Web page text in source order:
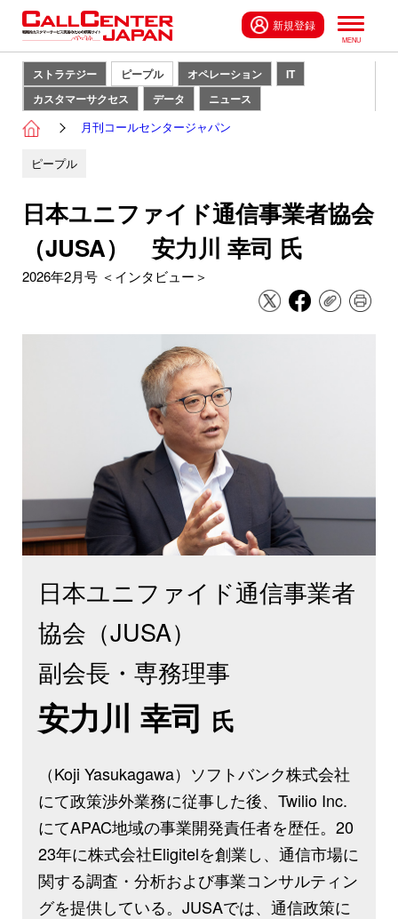
新規登録
ストラテジー ピープル オペレーション
IT
カスタマーサクセス
データ ニュース
月刊コールセンタージャパン
ピープル
日本ユニファイド通信事業者協会
（JUSA） 安力川 幸司 氏
2026年2月号 ＜インタビュー＞
日本ユニファイド通信事業者
協会（JUSA）
副会長・専務理事
安力川 幸司 氏
（Koji Yasukagawa）ソフトバンク株式会社
にて政策渉外業務に従事した後、Twilio Inc.
にてAPAC地域の事業開発責任者を歴任。20
23年に株式会社Eligitelを創業し、通信市場に
関する調査・分析および事業コンサルティン
グを提供している。JUSAでは、通信政策に